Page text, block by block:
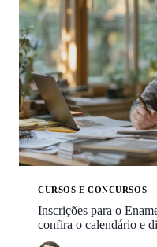
CURSOS E CONCURSOS
Inscrições para o
confira o calendário e